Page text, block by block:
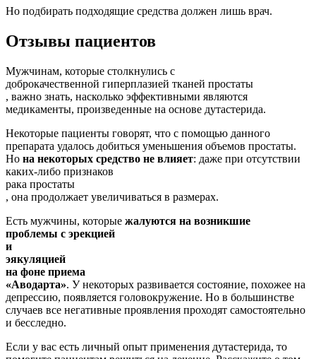
Но подбирать подходящие средства должен лишь врач.
Отзывы пациентов
Мужчинам, которые столкнулись с
доброкачественной гиперплазией тканей простаты
, важно знать, насколько эффективными являются
медикаменты, произведенные на основе дутастерида.
Некоторые пациенты говорят, что с помощью данного
препарата удалось добиться уменьшения объемов простаты.
Но на некоторых средство не влияет: даже при отсутствии
каких-либо признаков
рака простаты
, она продолжает увеличиваться в размерах.
Есть мужчины, которые жалуются на возникшие
проблемы с эрекцией
и
эякуляцией
на фоне приема
«Аводарта». У некоторых развивается состояние, похожее на
депрессию, появляется головокружение. Но в большинстве
случаев все негативные проявления проходят самостоятельно
и бесследно.
Если у вас есть личный опыт применения дутастерида, то